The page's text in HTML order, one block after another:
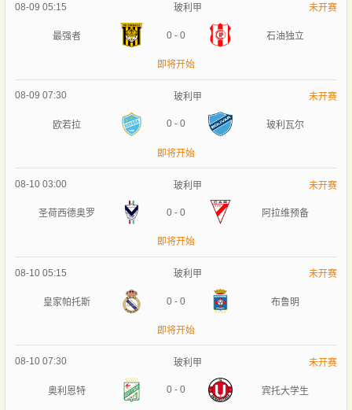
08-09 05:15 玻利甲 未开赛
最强者 0 - 0 石油独立
即将开始
08-09 07:30 玻利甲 未开赛
欧若拉 0 - 0 玻利瓦尔
即将开始
08-10 03:00 玻利甲 未开赛
圣荷西德奥罗 0 - 0 阿拉维预备
即将开始
08-10 05:15 玻利甲 未开赛
皇家帕托斯 0 - 0 布鲁明
即将开始
08-10 07:30 玻利甲 未开赛
奥利恩特 0 - 0 宾托大学生